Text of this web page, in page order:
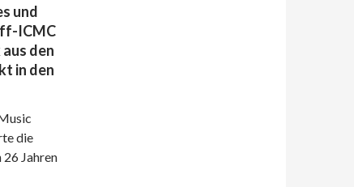
und
ICMC
den
in den
die
Jahren